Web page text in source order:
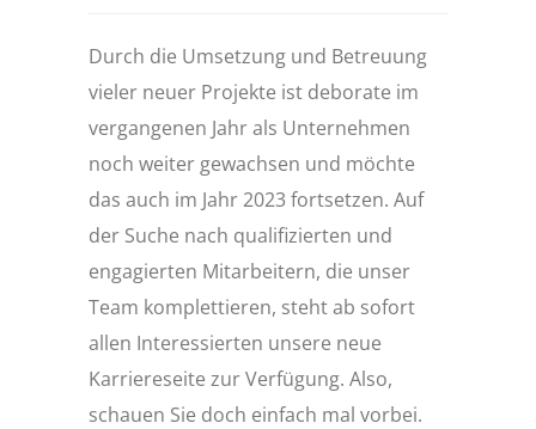
Durch die Umsetzung und Betreuung
vieler neuer Projekte ist deborate im
vergangenen Jahr als Unternehmen
noch weiter gewachsen und möchte
das auch im Jahr 2023 fortsetzen. Auf
der Suche nach qualifizierten und
engagierten Mitarbeitern, die unser
Team komplettieren, steht ab sofort
allen Interessierten unsere neue
Karriereseite zur Verfügung. Also,
schauen Sie doch einfach mal vorbei.